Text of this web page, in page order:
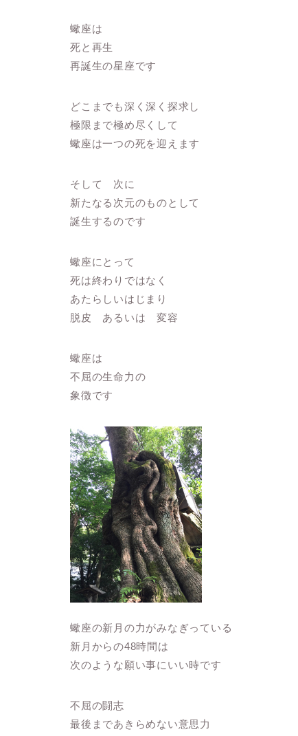
蠍座は
死と再生
再誕生の星座です
どこまでも深く深く探求し
極限まで極め尽くして
蠍座は一つの死を迎えます
そして 次に
新たなる次元のものとして
誕生するのです
蠍座にとって
死は終わりではなく
あたらしいはじまり
脱皮 あるいは 変容
蠍座は
不屈の生命力の
象徴です
蠍座の新月の力がみなぎっている
新月からの48時間は
次のような願い事にいい時です
不屈の闘志
最後まであきらめない意思力